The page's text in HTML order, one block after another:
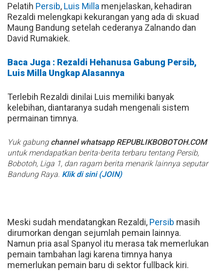
Pelatih Persib, Luis Milla menjelaskan, kehadiran
Rezaldi melengkapi kekurangan yang ada di skuad
Maung Bandung setelah cederanya Zalnando dan
David Rumakiek.
Baca Juga : Rezaldi Hehanusa Gabung Persib,
Luis Milla Ungkap Alasannya
Terlebih Rezaldi dinilai Luis memiliki banyak
kelebihan, diantaranya sudah mengenali sistem
permainan timnya.
Yuk gabung channel whatsapp REPUBLIKBOBOTOH.COM
untuk mendapatkan berita-berita terbaru tentang Persib,
Bobotoh, Liga 1, dan ragam berita menarik lainnya seputar
Bandung Raya. Klik di sini (JOIN)
Meski sudah mendatangkan Rezaldi, Persib masih
dirumorkan dengan sejumlah pemain lainnya.
Namun pria asal Spanyol itu merasa tak memerlukan
pemain tambahan lagi karena timnya hanya
memerlukan pemain baru di sektor fullback kiri.